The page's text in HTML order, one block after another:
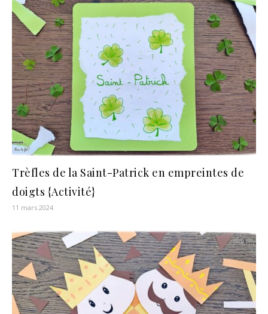
Trèfles de la Saint-Patrick en empreintes de
doigts {Activité}
11 mars 2024